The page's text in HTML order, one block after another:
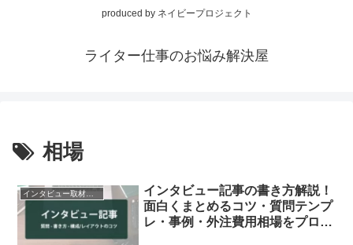
produced by ネイビープロジェクト
ライター仕事のお悩み解決屋
相場
インタビュー取材記事制作
インタビュー記事の書き方解説！
面白くまとめるコツ・質問テンプ
レ・事例・外注費用相場をプロラ